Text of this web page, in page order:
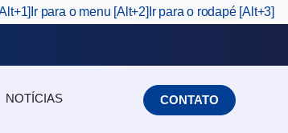
Ir para o menu [Alt+2] Ir para o rodapé [Alt+3]
NOTÍCIAS CONTATO